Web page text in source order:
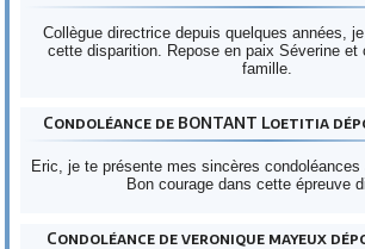
Collègue directrice depuis quelques années,
cette disparition. Repose en paix Séverine et
famille.
Condoléance de BONTANT Loetitia
Eric, je te présente mes sincères condoléances
Bon courage dans cette épreuve
Condoléance de veronique mayeux